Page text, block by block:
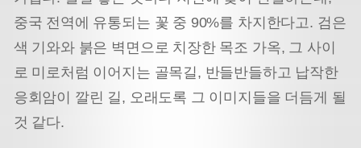
중국 전역에 유통되는 꽃 중 90%를 차지한다고. 검은
색 기와와 붉은 벽면으로 치장한 목조 가옥, 그 사이
로 미로처럼 이어지는 골목길, 반들반들하고 납작한
응회암이 깔린 길, 오래도록 그 이미지들을 더듬게 될
것 같다.